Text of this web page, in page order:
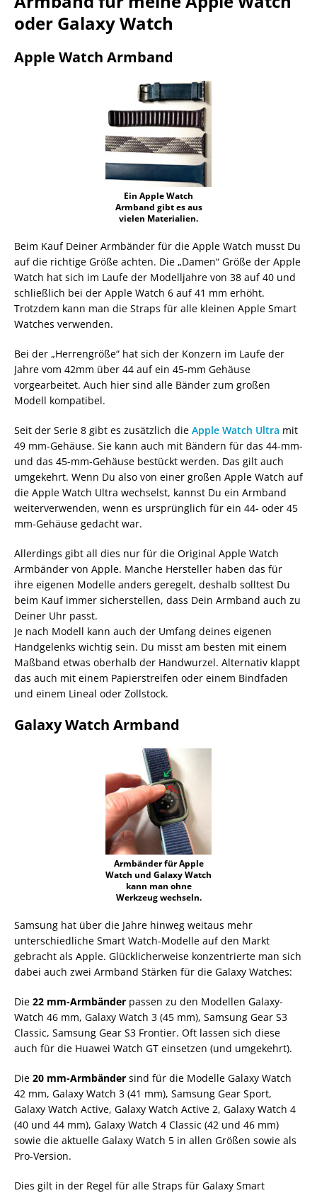
oder Galaxy Watch
Apple Watch Armband
Ein Apple Watch
Armband gibt es aus
vielen Materialien.
Beim Kauf Deiner Armbänder für die Apple Watch musst Du
auf die richtige Größe achten. Die „Damen“ Größe der Apple
Watch hat sich im Laufe der Modelljahre von 38 auf 40 und
schließlich bei der Apple Watch 6 auf 41 mm erhöht.
Trotzdem kann man die Straps für alle kleinen Apple Smart
Watches verwenden.
Bei der „Herrengröße“ hat sich der Konzern im Laufe der
Jahre vom 42mm über 44 auf ein 45-mm Gehäuse
vorgearbeitet. Auch hier sind alle Bänder zum großen
Modell kompatibel.
Seit der Serie 8 gibt es zusätzlich die Apple Watch Ultra mit
49 mm-Gehäuse. Sie kann auch mit Bändern für das 44-mm-
und das 45-mm-Gehäuse bestückt werden. Das gilt auch
umgekehrt. Wenn Du also von einer großen Apple Watch auf
die Apple Watch Ultra wechselst, kannst Du ein Armband
weiterverwenden, wenn es ursprünglich für ein 44- oder 45
mm-Gehäuse gedacht war.
Allerdings gibt all dies nur für die Original Apple Watch
Armbänder von Apple. Manche Hersteller haben das für
ihre eigenen Modelle anders geregelt, deshalb solltest Du
beim Kauf immer sicherstellen, dass Dein Armband auch zu
Deiner Uhr passt.
Je nach Modell kann auch der Umfang deines eigenen
Handgelenks wichtig sein. Du misst am besten mit einem
Maßband etwas oberhalb der Handwurzel. Alternativ klappt
das auch mit einem Papierstreifen oder einem Bindfaden
und einem Lineal oder Zollstock.
Galaxy Watch Armband
Armbänder für Apple
Watch und Galaxy Watch
kann man ohne
Werkzeug wechseln.
Samsung hat über die Jahre hinweg weitaus mehr
unterschiedliche Smart Watch-Modelle auf den Markt
gebracht als Apple. Glücklicherweise konzentrierte man sich
dabei auch zwei Armband Stärken für die Galaxy Watches:
Die 22 mm-Armbänder passen zu den Modellen Galaxy-
Watch 46 mm, Galaxy Watch 3 (45 mm), Samsung Gear S3
Classic, Samsung Gear S3 Frontier. Oft lassen sich diese
auch für die Huawei Watch GT einsetzen (und umgekehrt).
Die 20 mm-Armbänder sind für die Modelle Galaxy Watch
42 mm, Galaxy Watch 3 (41 mm), Samsung Gear Sport,
Galaxy Watch Active, Galaxy Watch Active 2, Galaxy Watch 4
(40 und 44 mm), Galaxy Watch 4 Classic (42 und 46 mm)
sowie die aktuelle Galaxy Watch 5 in allen Größen sowie als
Pro-Version.
Dies gilt in der Regel für alle Straps für Galaxy Smart